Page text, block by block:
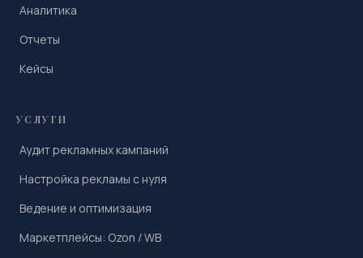
Аналитика
Отчеты
Кейсы
УСЛУГИ
Аудит рекламных кампаний
Настройка рекламы с нуля
Ведение и оптимизация
Маркетплейсы: Ozon / WB